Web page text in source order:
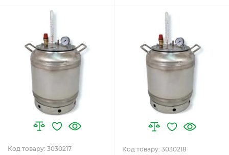
Код товару: 3030217 Код товару: 3030218